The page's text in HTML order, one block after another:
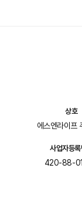
상호
에스엔라이프
사업자등
420-88-